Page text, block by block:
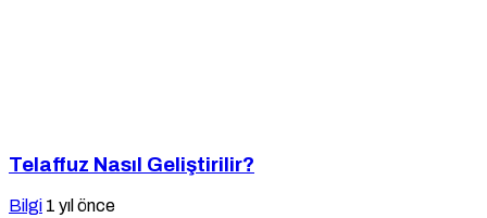
Telaffuz Nasıl Geliştirilir?
Bilgi 1 yıl önce